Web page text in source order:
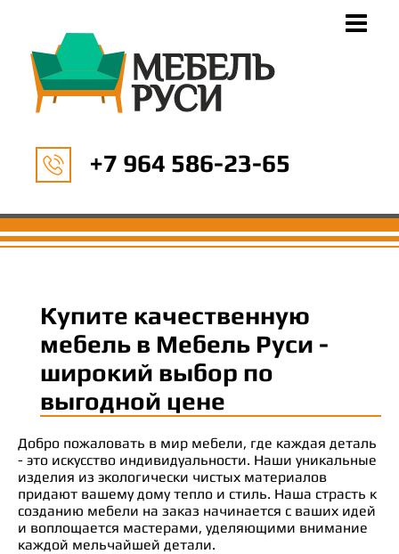
+7 964 586-23-65
Купите качественную
мебель в Мебель Руси -
широкий выбор по
выгодной цене
Добро пожаловать в мир мебели, где каждая деталь
- это искусство индивидуальности. Наши уникальные
изделия из экологически чистых материалов
придают вашему дому тепло и стиль. Наша страсть к
созданию мебели на заказ начинается с ваших идей
и воплощается мастерами, уделяющими внимание
каждой мельчайшей детали.